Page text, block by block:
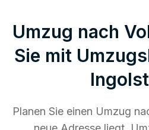
Umzug nach
Sie mit
Planen Sie einen Umzug